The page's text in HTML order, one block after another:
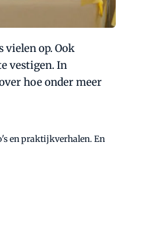
vielen op. Ook
vestigen. In
hoe onder meer
en praktijkverhalen. En